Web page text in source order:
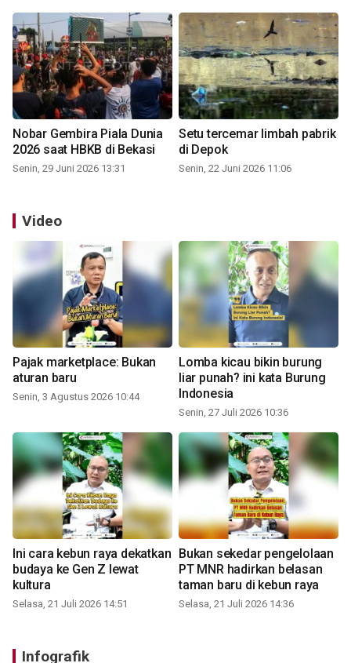
Nobar Gembira Piala Dunia
2026 saat HBKB di Bekasi
Senin, 29 Juni 2026 13:31
Setu tercemar limbah pabrik
di Depok
Senin, 22 Juni 2026 11:06
Video
Pajak marketplace: Bukan
aturan baru
Senin, 3 Agustus 2026 10:44
Lomba kicau bikin burung
liar punah? ini kata Burung
Indonesia
Senin, 27 Juli 2026 10:36
Ini cara kebun raya dekatkan
budaya ke Gen Z lewat
kultura
Selasa, 21 Juli 2026 14:51
Bukan sekedar pengelolaan
PT MNR hadirkan belasan
taman baru di kebun raya
Selasa, 21 Juli 2026 14:36
Infografik